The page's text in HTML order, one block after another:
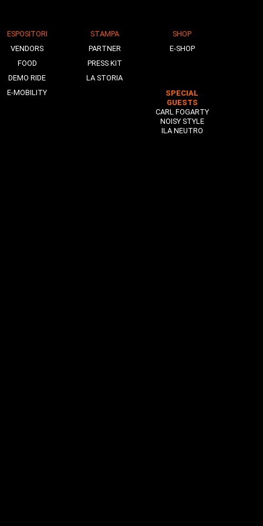
ESPOSITORI
VENDORS
FOOD
DEMO RIDE
E-MOBILITY
STAMPA
PARTNER
PRESS KIT
LA STORIA
SHOP
E-SHOP
SPECIAL
GUESTS
CARL FOGARTY
NOISY STYLE
ILA NEUTRO